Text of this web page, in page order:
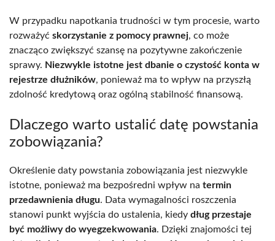
W przypadku napotkania trudności w tym procesie, warto
rozważyć skorzystanie z pomocy prawnej, co może
znacząco zwiększyć szansę na pozytywne zakończenie
sprawy. Niezwykle istotne jest dbanie o czystość konta w
rejestrze dłużników, ponieważ ma to wpływ na przyszłą
zdolność kredytową oraz ogólną stabilność finansową.
Dlaczego warto ustalić datę powstania
zobowiązania?
Określenie daty powstania zobowiązania jest niezwykle
istotne, ponieważ ma bezpośredni wpływ na termin
przedawnienia długu. Data wymagalności roszczenia
stanowi punkt wyjścia do ustalenia, kiedy dług przestaje
być możliwy do wyegzekwowania. Dzięki znajomości tej